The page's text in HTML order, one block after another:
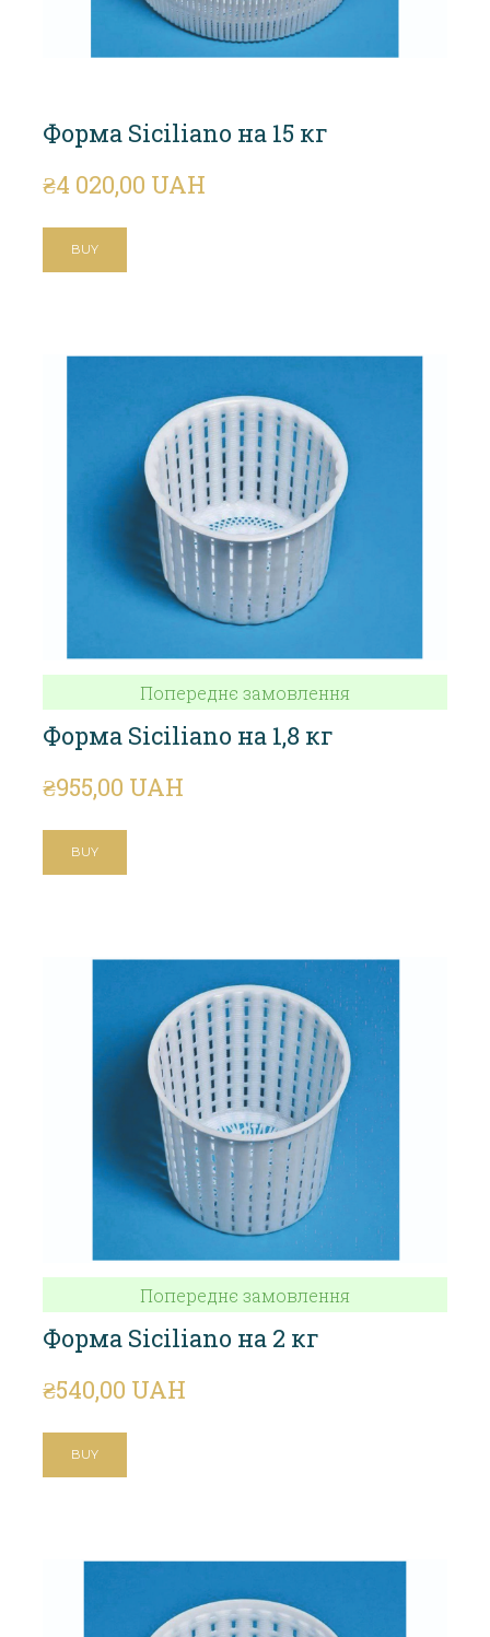
Форма Siciliano на 15 кг
₴4 020,00 UAH
BUY
Попереднє замовлення
Форма Siciliano на 1,8 кг
₴955,00 UAH
BUY
Попереднє замовлення
Форма Siciliano на 2 кг
₴540,00 UAH
BUY